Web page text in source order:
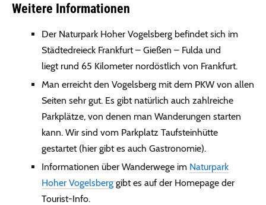
Weitere Informationen
Der Naturpark Hoher Vogelsberg befindet sich im
Städtedreieck Frankfurt – Gießen – Fulda und
liegt rund 65 Kilometer nordöstlich von Frankfurt.
Man erreicht den Vogelsberg mit dem PKW von allen
Seiten sehr gut. Es gibt natürlich auch zahlreiche
Parkplätze, von denen man Wanderungen starten
kann. Wir sind vom Parkplatz Taufsteinhütte
gestartet (hier gibt es auch Gastronomie).
Informationen über Wanderwege im Naturpark
Hoher Vogelsberg gibt es auf der Homepage der
Tourist-Info.